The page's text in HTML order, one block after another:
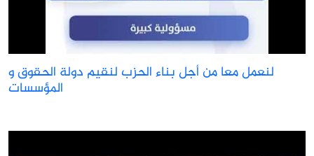
لنعمل معا من أجل بناء الحزب لنقيم دولة الحقوق و
المؤسسات